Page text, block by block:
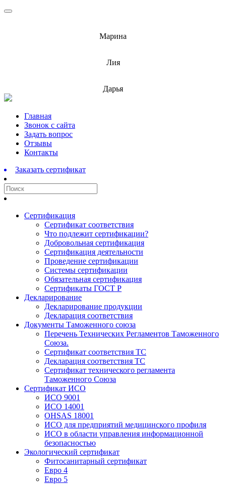
Марина
Лия
Дарья
Перейти
содержимому
Главная
Звонок с сайта
Задать вопрос
Отзывы
Контакты
Заказать сертификат
Сертификация
Сертификат соответствия
Что подлежит сертификации?
Добровольная сертификация
Сертификация деятельности
Проведение сертификации
Системы сертификации
Обязательная сертификация
Сертификаты ГОСТ Р
Декларирование
Декларирование продукции
Декларация соответствия
Документы Таможенного союза
Перечень Технических Регламентов Таможенного
Союза.
Сертификат соответствия ТС
Декларация соответствия ТС
Сертификат технического регламента
Таможенного Союза
Сертификат ИСО
ИСО 9001
ИСО 14001
OHSAS 18001
ИСО для предприятий медицинского профиля
ИСО в области управления информационной
безопасностью
Экологический сертификат
Фитосанитарный сертификат
Евро 4
Евро 5